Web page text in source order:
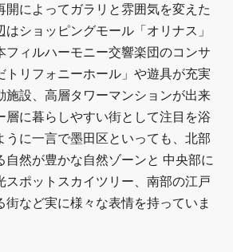
開によってガラリと雰囲気を変えた
はショッピングモール「オリナス」
フィルハーモニー交響楽団のコンサ
トリフォニーホール」や遊具が充実
施設、高層タワーマンションが出来
層に暮らしやすい街として注目を浴
うに一言で墨田区といっても、北部
自然が豊かな自然ゾーンと 中央部に
スポットスカイツリー、南部の江戸
街など実に様々な表情を持っていま